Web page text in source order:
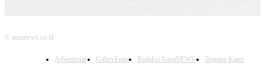
© auranews.co.id
Advertorial Galeri Foto Redaksi AuraNEWS Tentang Kami